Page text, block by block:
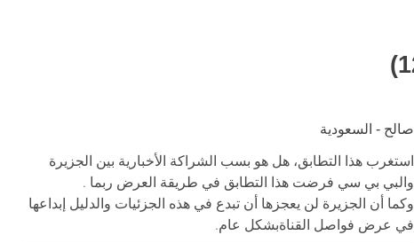
صالح - السعودية
استغرب هذا التطابق، هل هو بسب الشراكة الأخبارية بين الجزيرة
والبي بي سي فرضت هذا التطابق في طريقة العرض ربما .
وكما أن الجزيرة لن يعجزها أن تبدع في هذه الجزئيات والدليل إبداعها
في عرض فواصل القناةبشكل عام.